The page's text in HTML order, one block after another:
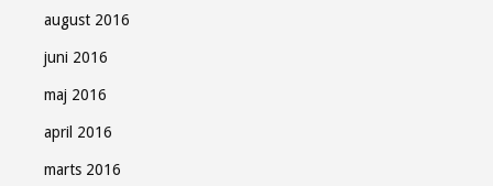
august 2016
juni 2016
maj 2016
april 2016
marts 2016